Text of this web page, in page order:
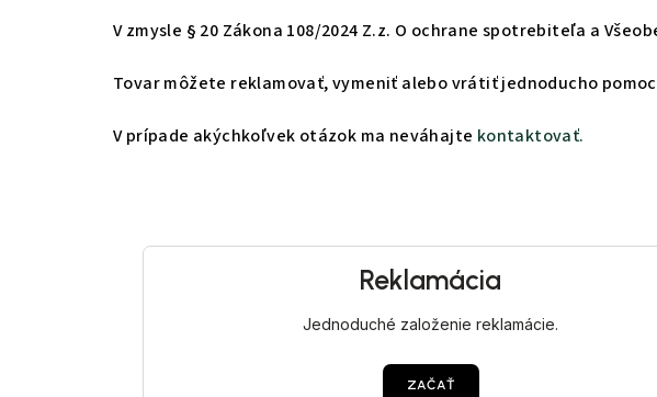
V zmysle § 20 Zákona 108/2024 Z.z. O ochrane spotrebiteľa a
Tovar môžete reklamovať, vymeniť alebo vrátiť jednoducho
V prípade akýchkoľvek otázok ma neváhajte kontaktovať.